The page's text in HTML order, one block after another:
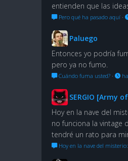
entienden que las
Pero qué ha pasado aquí ·
Paluego
Entonces yo podría
pero ya no fumo.
Cuándo fuma usted? ·
SERGIO [Army
Hoy en la nave del
no funciona la vintage
tendré un rato para
Hoy en la nave del misterio: